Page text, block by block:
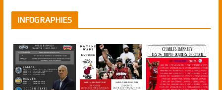
INFOGRAPHIES